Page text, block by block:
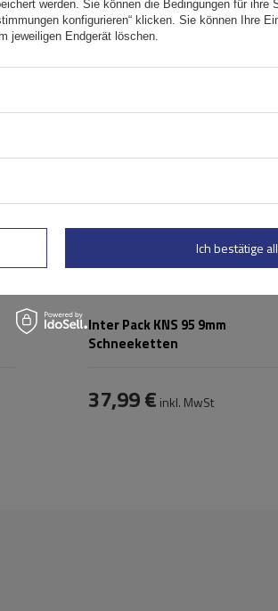
UNSER BESTSELLER
Inter Pack KNS 95 9mm
Schneeketten
37,99 € inkl. MwSt
Kettenglieds:
werden. Sie können die Bedingungen für ihre
konfigurieren“ klicken. Sie können Ihre
jeweiligen Endgerät löschen.
Ich bestätige